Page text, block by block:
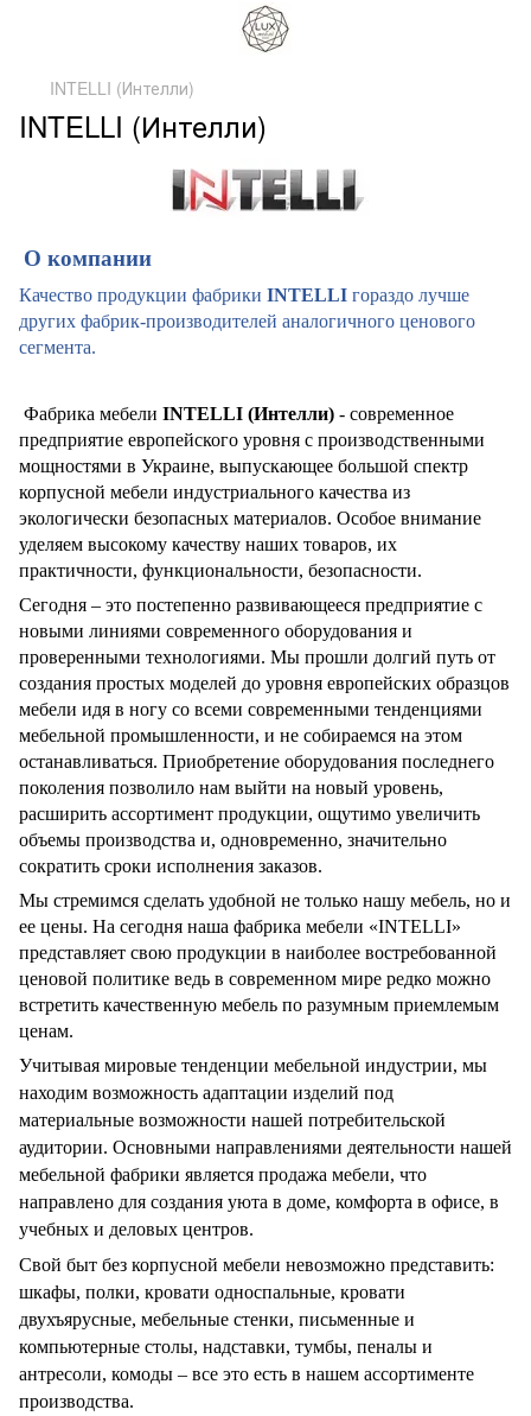
INTELLI (Интелли)
INTELLI (Интелли)
О компании
Качество продукции фабрики INTELLI гораздо лучше
других фабрик-производителей аналогичного ценового
сегмента.
Фабрика мебели INTELLI (Интелли) - современное
предприятие европейского уровня с производственными
мощностями в Украине, выпускающее большой спектр
корпусной мебели индустриального качества из
экологически безопасных материалов. Особое внимание
уделяем высокому качеству наших товаров, их
практичности, функциональности, безопасности.
Сегодня – это постепенно развивающееся предприятие с
новыми линиями современного оборудования и
проверенными технологиями. Мы прошли долгий путь от
создания простых моделей до уровня европейских образцов
мебели идя в ногу со всеми современными тенденциями
мебельной промышленности, и не собираемся на этом
останавливаться. Приобретение оборудования последнего
поколения позволило нам выйти на новый уровень,
расширить ассортимент продукции, ощутимо увеличить
объемы производства и, одновременно, значительно
сократить сроки исполнения заказов.
Мы стремимся сделать удобной не только нашу мебель, но и
ее цены. На сегодня наша фабрика мебели «INTELLI»
представляет свою продукции в наиболее востребованной
ценовой политике ведь в современном мире редко можно
встретить качественную мебель по разумным приемлемым
ценам.
Учитывая мировые тенденции мебельной индустрии, мы
находим возможность адаптации изделий под
материальные возможности нашей потребительской
аудитории. Основными направлениями деятельности нашей
мебельной фабрики является продажа мебели, что
направлено для создания уюта в доме, комфорта в офисе, в
учебных и деловых центров.
Свой быт без корпусной мебели невозможно представить:
шкафы, полки, кровати односпальные, кровати
двухъярусные, мебельные стенки, письменные и
компьютерные столы, надставки, тумбы, пеналы и
антресоли, комоды – все это есть в нашем ассортименте
производства.